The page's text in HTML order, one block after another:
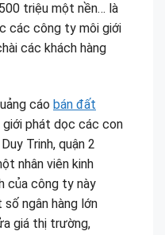
triệu một nền… là
các công ty môi giới
các khách hàng
cáo bán đất
phát dọc các con
Trinh, quận 2
nhân viên kinh
của công ty này
ngân hàng lớn
giá thị trường,